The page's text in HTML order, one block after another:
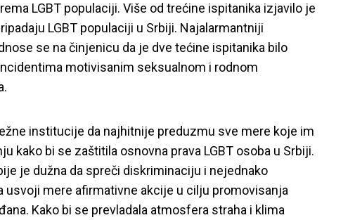
se spreči
LGBT osoba u
LGBT populaciji. Više od trećine ispitanika izjavilo je
LGBT populaciji u Srbiji. Najalarmantniji
se na činjenicu da je dve tećine ispitanika bilo
motivisanim seksualnom i rodnom
institucije da najhitnije preduzmu sve mere koje im
kako bi se zaštitila osnovna prava LGBT osoba u Srbiji.
je dužna da spreči diskriminaciju i nejednako
usvoji mere afirmativne akcije u cilju promovisanja
Kako bi se prevladala atmosfera straha i klima